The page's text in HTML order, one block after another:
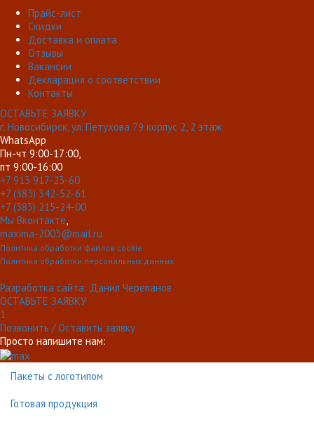
Прайс-лист
Скидки
Доставка и оплата
Отзывы
Вакансии
Декларация о соответствии
Контакты
ОСТАВЬТЕ ЗАЯВКУ
г. Новосибирск, ул. Петухова 79 корпус 2, 2 этаж
WhatsApp
Пн-чт 9:00-17:00,
пт 9:00-16:00
+7 913 917-23-60
+7 (383) 342-52-61
+7 (383) 215-24-00
Мы Вконтакте
maxima-2003@mail.ru
Политика обработки файлов cookie
Политика обработки персональных данных
Разработка сайта: Данил Черепанов
ОСТАВЬТЕ ЗАЯВКУ
1
Позвонить / Оставить заявку
Просто напишите нам:
Пакеты с логотипом
Готовая продукция